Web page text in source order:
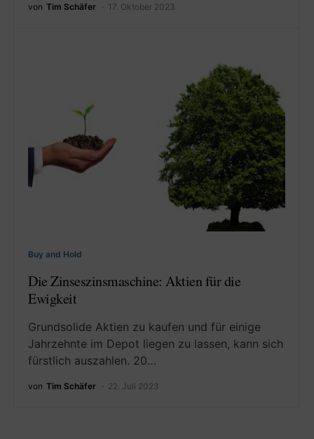
von Tim Schäfer 17. Oktober 2023
Buy and Hold
Die Zinseszinsmaschine: Aktien für die
Ewigkeit
Grundsolide Aktien zu kaufen und für einige
Jahrzehnte im Depot liegen zu lassen, kann sich
fürstlich auszahlen. 20…
von Tim Schäfer 22. Juli 2023